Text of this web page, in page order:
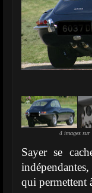
4 images sur
Sayer se
qui permettent